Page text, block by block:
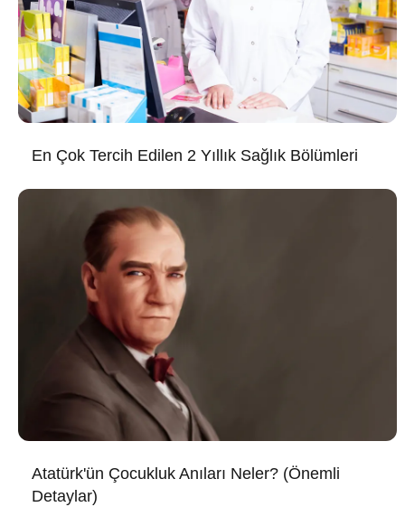
En Çok Tercih Edilen 2 Yıllık Sağlık Bölümleri
Atatürk'ün Çocukluk Anıları Neler? (Önemli
Detaylar)